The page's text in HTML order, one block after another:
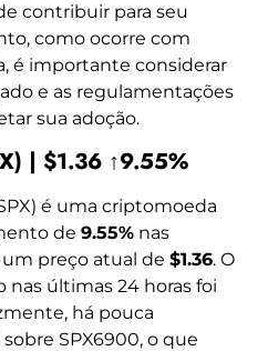
contribuir para seu
como ocorre com
é importante considerar
e as regulamentações
sua adoção.
| $1.36 ↑9.55%
é uma criptomoeda
de 9.55% nas
preço atual de $1.36. O
últimas 24 horas foi
há pouca
SPX6900, o que